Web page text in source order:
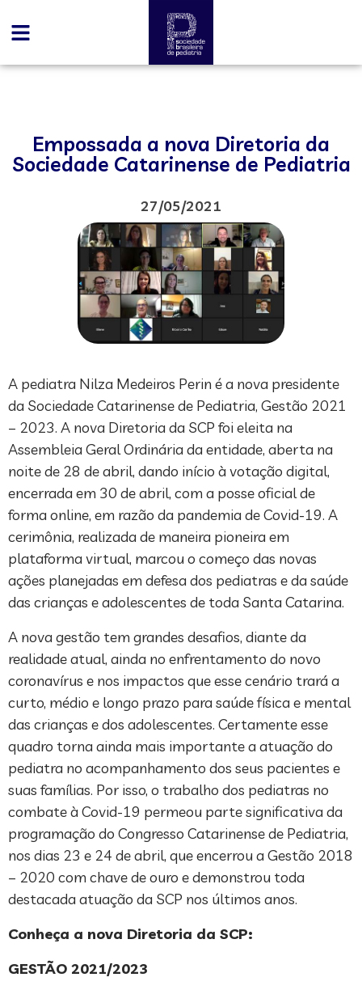
Empossada a nova Diretoria da
Sociedade Catarinense de Pediatria
27/05/2021
A pediatra Nilza Medeiros Perin é a nova presidente
da Sociedade Catarinense de Pediatria, Gestão 2021
– 2023. A nova Diretoria da SCP foi eleita na
Assembleia Geral Ordinária da entidade, aberta na
noite de 28 de abril, dando início à votação digital,
encerrada em 30 de abril, com a posse oficial de
forma online, em razão da pandemia de Covid-19. A
cerimônia, realizada de maneira pioneira em
plataforma virtual, marcou o começo das novas
ações planejadas em defesa dos pediatras e da saúde
das crianças e adolescentes de toda Santa Catarina.
A nova gestão tem grandes desafios, diante da
realidade atual, ainda no enfrentamento do novo
coronavírus e nos impactos que esse cenário trará a
curto, médio e longo prazo para saúde física e mental
das crianças e dos adolescentes. Certamente esse
quadro torna ainda mais importante a atuação do
pediatra no acompanhamento dos seus pacientes e
suas famílias. Por isso, o trabalho dos pediatras no
combate à Covid-19 permeou parte significativa da
programação do Congresso Catarinense de Pediatria,
nos dias 23 e 24 de abril, que encerrou a Gestão 2018
– 2020 com chave de ouro e demonstrou toda
destacada atuação da SCP nos últimos anos.
Conheça a nova Diretoria da SCP:
GESTÃO 2021/2023